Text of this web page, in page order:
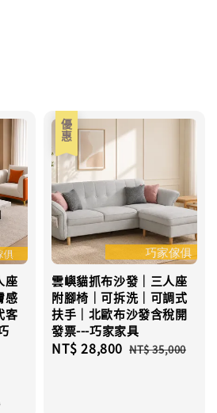
座
感
客
優惠
雲嶼貓抓布沙發｜三人座
附腳椅｜可拆洗｜可調式
扶手｜北歐布沙發含稅開
發票---巧家家具
Sale
NT$ 28,800 Regular
NT$ 35,000